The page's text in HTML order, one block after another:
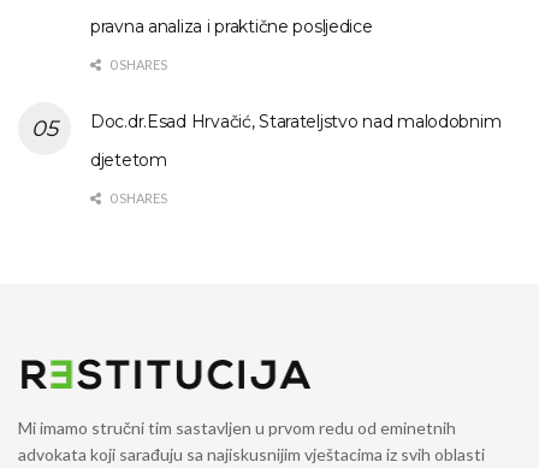
pravna analiza i praktične posljedice
0 SHARES
Doc.dr.Esad Hrvačić, Starateljstvo nad malodobnim
djetetom
0 SHARES
Mi imamo stručni tim sastavljen u prvom redu od eminetnih
advokata koji sarađuju sa najiskusnijim vještacima iz svih oblasti